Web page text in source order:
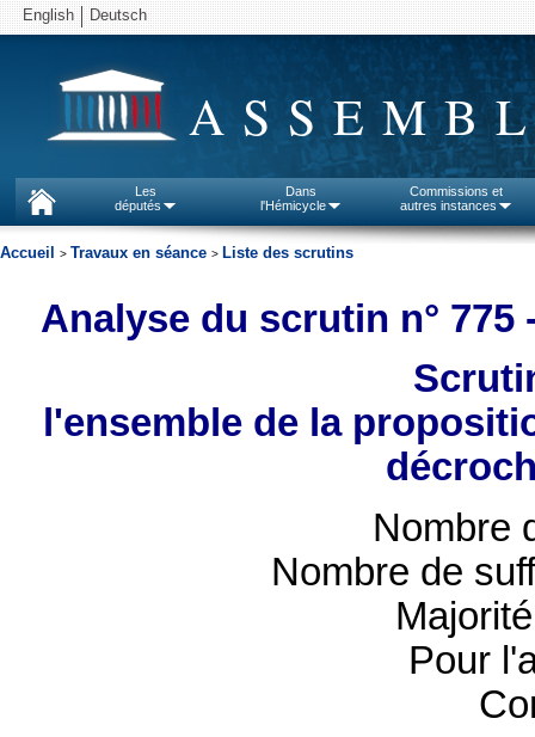
English Deutsch
Les
députés
Dans
l'Hémicycle
Commissions et
autres instances
Accueil > Travaux en séance > Liste des scrutins
Analyse du scrutin n° 775
l'ensemble de la
Nombre
Nombre de
Pour